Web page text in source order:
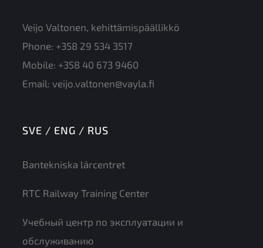
Veijo Valtonen, kehittämispäällikkö
Phone: +358 29 534 3517
Mobile: +358 40 673 9460
Email: veijo.valtonen@vayla.fi
SVE / ENG / RUS
Bantekniska lärcentret
RTC Railway Training Center
Учебный центр по эксплуатации и
обслуживанию